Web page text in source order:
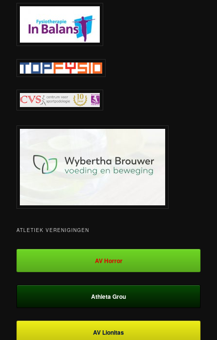
ATLETIEK VERENIGINGEN
AV Horror
Athleta Grou
AV Lionitas